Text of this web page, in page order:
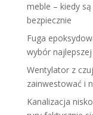
meble – kiedy
bezpiecznie
Fuga
wybór
Wentylator z
zainwestować i
Kanalizacja